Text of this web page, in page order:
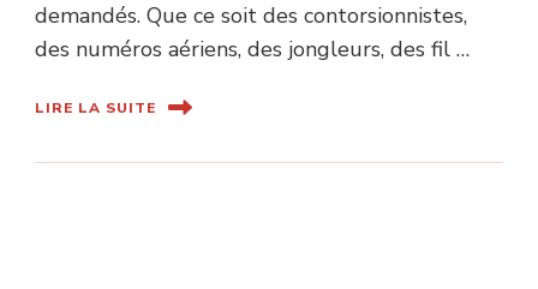
demandés. Que ce soit des contorsionnistes,
des numéros aériens, des jongleurs, des fil …
LIRE LA SUITE